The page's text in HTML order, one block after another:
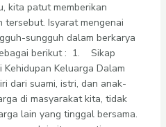
kita patut memberikan
Isyarat mengenai
sungguh dalam berkarya
berikut : 1. Sikap
Keluarga Dalam
dari suami, istri, dan anak-
di masyarakat kita, tidak
lain yang tinggal bersama.